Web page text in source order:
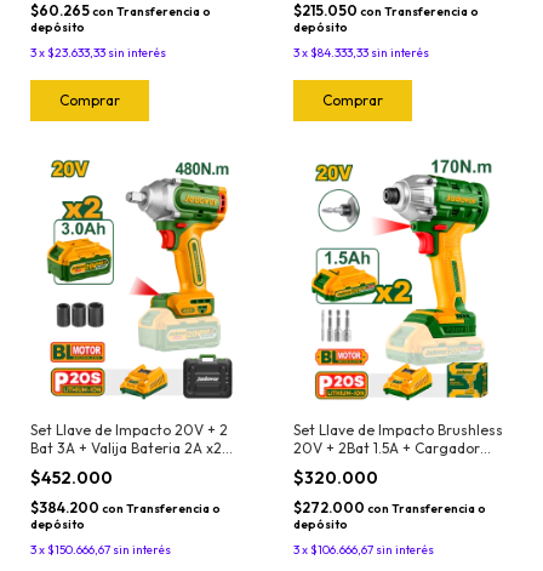
$60.265con Transferencia o
depósito
3x$23.633,33 sin interés
$215.050 con Transferencia o
depósito
3x$84.333,33 sin interés
Set Llave de Impacto 20V + 2
Bat 3A + Valija Bateria 2A x2
2200rpm 480Nm Jadever
$452.000
$384.200 con Transferencia o
depósito
3x$150.666,67 sin interés
Set Llave de Impacto Brushless
20V + 2Bat 1.5A + Cargador
2300 rpm 170Nm 330bpm
Jadever
$320.000
$272.000 con Transferencia o
depósito
3x$106.666,67 sin interés